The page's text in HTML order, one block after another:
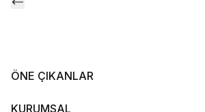
ÖNE ÇIKANLAR
KURUMSAL